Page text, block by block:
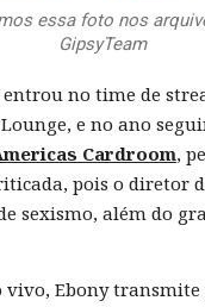
essa foto nos
GipsyTeam
entrou no time de
e no ano
Cardroom,
pois o diretor
sexismo, além do
vivo, Ebony